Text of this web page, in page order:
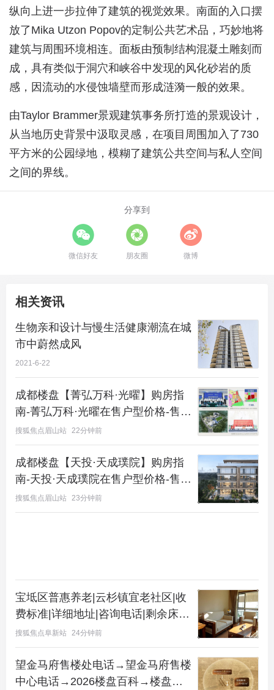
纵向上进一步拉伸了建筑的视觉效果。南面的入口摆
放了Mika Utzon Popov的定制公共艺术品，巧妙地将
建筑与周围环境相连。面板由预制结构混凝土雕刻而
成，具有类似于洞穴和峡谷中发现的风化砂岩的质
感，因流动的水侵蚀墙壁而形成涟漪一般的效果。
由Taylor Brammer景观建筑事务所打造的景观设计，
从当地历史背景中汲取灵感，在项目周围加入了730
平方米的公园绿地，模糊了建筑公共空间与私人空间
之间的界线。
分享到
微信好友 朋友圈 微博
相关资讯
生物亲和设计与慢生活健康潮流在城
市中蔚然成风
2021-6-22
成都楼盘【菁弘万科·光曜】购房指
南-菁弘万科·光曜在售户型价格-售楼
咨询电话
搜狐焦点眉山站 22分钟前
成都楼盘【天投·天成璞院】购房指
南-天投·天成璞院在售户型价格-售楼
咨询电话
搜狐焦点眉山站 23分钟前
宝坻区普惠养老|云杉镇宜老社区|收
费标准|详细地址|咨询电话|剩余床位
详情
搜狐焦点阜新站 24分钟前
望金马府售楼处电话→望金马府售楼
中心电话→2026楼盘百科→楼盘网